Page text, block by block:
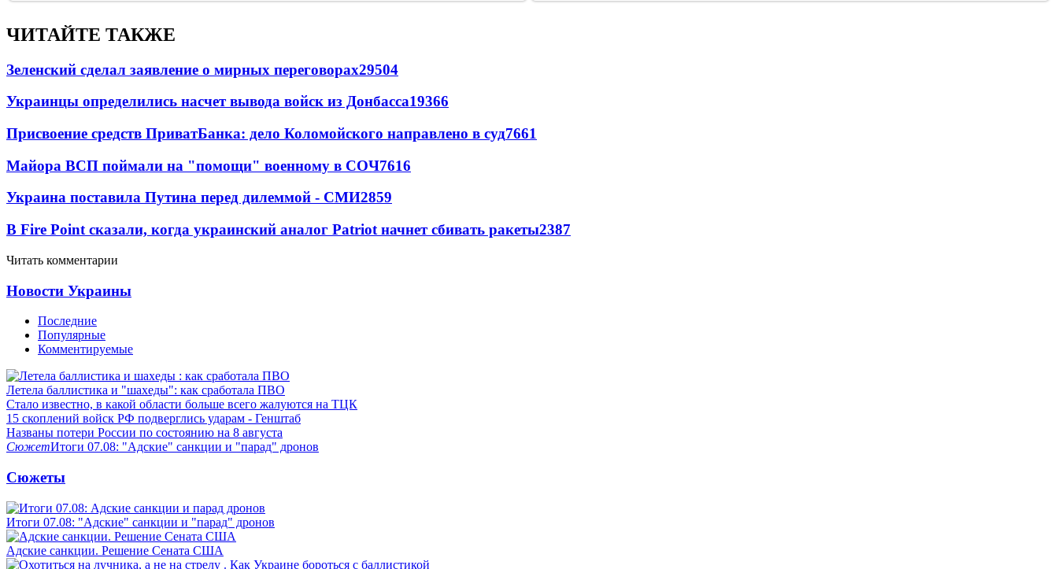
ЧИТАЙТЕ ТАКЖЕ
Зеленский сделал заявление о мирных переговорах29504
Украинцы определились насчет вывода войск из Донбасса19366
Присвоение средств ПриватБанка: дело Коломойского направлено в суд7661
Майора ВСП поймали на "помощи" военному в СОЧ7616
Украина поставила Путина перед дилеммой - СМИ2859
В Fire Point сказали, когда украинский аналог Patriot начнет сбивать ракеты2387
Читать комментарии
Новости Украины
Последние
Популярные
Комментируемые
Летела баллистика и "шахеды": как сработала ПВО
Стало известно, в какой области больше всего жалуются на ТЦК
15 скоплений войск РФ подверглись ударам - Генштаб
Названы потери России по состоянию на 8 августа
СюжетИтоги 07.08: "Адские" санкции и "парад" дронов
Сюжеты
Итоги 07.08: "Адские" санкции и "парад" дронов
Адские санкции. Решение Сената США